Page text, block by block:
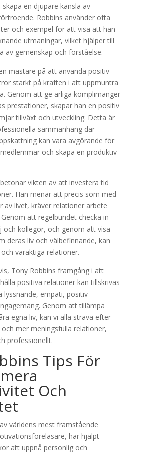
en djupare känsla av
Robbins använder ofta
och exempel för att visa att han
utmaningar, vilket hjälper till
av gemenskap och förståelse.
mästare på att använda positiv
starkt på kraften i att uppmuntra
Genom att ge ärliga komplimanger
prestationer, skapar han en positiv
tillväxt och utveckling. Detta är
sammanhang där
kan vara avgörande för
och skapa en produktiv
vikten av att investera tid
Han menar att precis som med
av livet, kräver relationer arbete
att regelbundet checka in
och kollegor, och genom att visa
deras liv och välbefinnande, kan
varaktiga relationer.
Tony Robbins framgång i att
positiva relationer kan tillskrivas
lyssnande, empati, positiv
Genom att tillämpa
egna liv, kan vi alla sträva efter
mer meningsfulla relationer,
professionellt.
Tips För
Och
världens mest framstående
har hjälpt
att uppnå personlig och